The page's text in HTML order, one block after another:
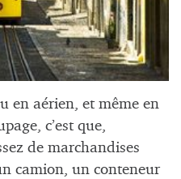
en aérien, et même en
c’est que,
de marchandises
camion, un conteneur